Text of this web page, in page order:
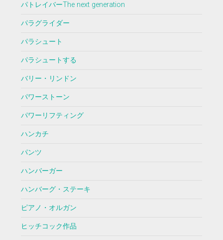
パトレイバーThe next generation
パラグライダー
パラシュート
パラシュートする
バリー・リンドン
パワーストーン
パワーリフティング
ハンカチ
パンツ
ハンバーガー
ハンバーグ・ステーキ
ピアノ・オルガン
ヒッチコック作品